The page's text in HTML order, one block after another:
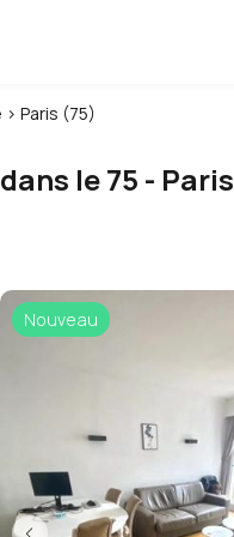
›Paris (75)
le 75 - Paris
Nouveau